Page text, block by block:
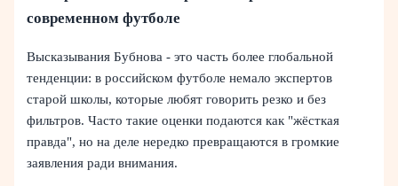
современном футболе
Высказывания Бубнова - это часть более глобальной
тенденции: в российском футболе немало экспертов
старой школы, которые любят говорить резко и без
фильтров. Часто такие оценки подаются как "жёсткая
правда", но на деле нередко превращаются в громкие
заявления ради внимания.